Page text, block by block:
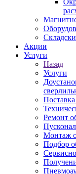
Акции
Услуги
Назад
Услуги
Поставка
Ремонт
Монтаж
Подбор